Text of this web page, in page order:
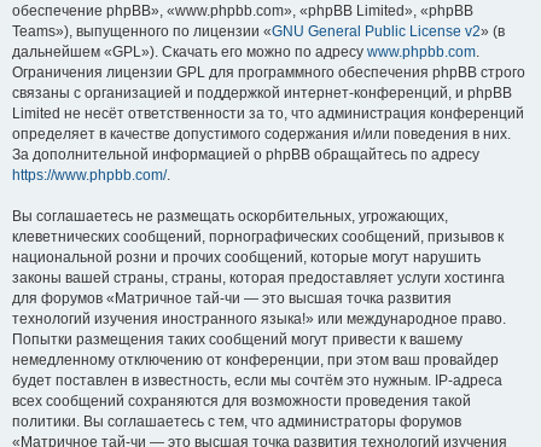
обеспечение phpBB», «www.phpbb.com», «phpBB Limited», «phpBB
Teams»), выпущенного по лицензии «GNU General Public License v2» (в
дальнейшем «GPL»). Скачать его можно по адресу www.phpbb.com.
Ограничения лицензии GPL для программного обеспечения phpBB строго
связаны с организацией и поддержкой интернет-конференций, и phpBB
Limited не несёт ответственности за то, что администрация конференций
определяет в качестве допустимого содержания и/или поведения в них.
За дополнительной информацией о phpBB обращайтесь по адресу
https://www.phpbb.com/.
Вы соглашаетесь не размещать оскорбительных, угрожающих,
клеветнических сообщений, порнографических сообщений, призывов к
национальной розни и прочих сообщений, которые могут нарушить
законы вашей страны, страны, которая предоставляет услуги хостинга
для форумов «Матричное тай-чи — это высшая точка развития
технологий изучения иностранного языка!» или международное право.
Попытки размещения таких сообщений могут привести к вашему
немедленному отключению от конференции, при этом ваш провайдер
будет поставлен в известность, если мы сочтём это нужным. IP-адреса
всех сообщений сохраняются для возможности проведения такой
политики. Вы соглашаетесь с тем, что администраторы форумов
«Матричное тай-чи — это высшая точка развития технологий изучения